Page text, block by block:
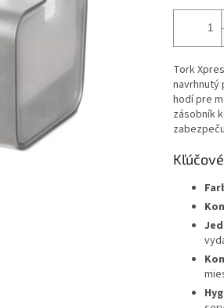
Tork
navrhnutý
hodí pre
zásobník